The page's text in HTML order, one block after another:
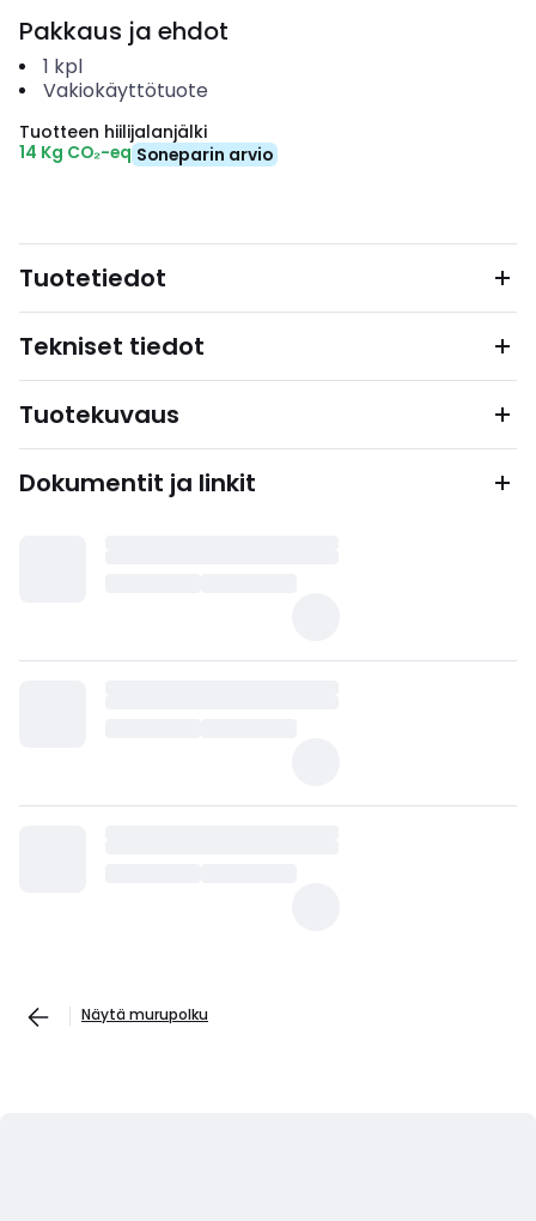
Pakkaus ja ehdot
1 kpl
Vakiokäyttötuote
Tuotteen hiilijalanjälki
14 Kg CO₂-eq Soneparin arvio
Tuotetiedot
Tekniset tiedot
Tuotekuvaus
Dokumentit ja linkit
Näytä murupolku